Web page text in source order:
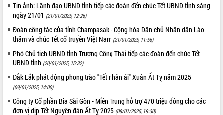
Diễn đàn Kinh tế tư nhân Việt Nam đột
phá cơ chế - Hợp tác công tư
Đề án 06 tạo bước ngoặt đột phá trong
cải cách hành chính tỉnh Đắk Lắk
Kết nối tour, đẩy mạnh chuyển đổi số
để phát triển du lịch Đắk Lắk
Khởi động Dự án Đầu tư xây dựng hạ
tầng kỹ thuật Cụm công nghiệp Tân
Tiến
Gặp mặt các cơ quan báo chí nhân Kỷ
Tin ảnh: Lãnh đạo UBND tỉnh tiếp các đoàn đến chúc Tết UBND tỉnh sáng
ngày 21/01 (21/01/2025, 12:26)
Đoàn công tác của tỉnh Champasak - Cộng hòa Dân chủ Nhân dân Lào
thăm và chúc Tết cổ truyền Việt Nam (21/01/2025, 11:56)
Phó Chủ tịch UBND tỉnh Trương Công Thái tiếp các đoàn đến chúc Tết
UBND tỉnh (20/01/2025, 15:32)
Đắk Lắk phát động phong trào "Tết nhân ái" Xuân Ất Tỵ năm 2025
(09/01/2025, 14:00)
Công ty Cổ phần Bia Sài Gòn - Miền Trung hỗ trợ 470 triệu đồng cho các
đơn vị dịp Tết Nguyên đán Ất Tỵ 2025 (08/01/2025, 19:30)